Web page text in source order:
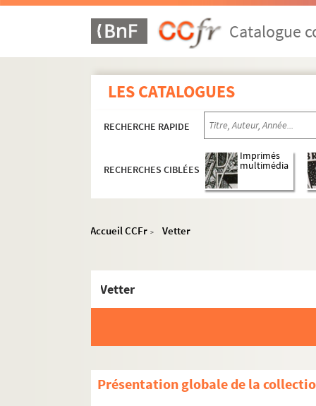
Catalogue
LES CATALOGUES
RECHERCHE RAPIDE
RECHERCHES CIBLÉES
Imprimés
multimédia
Accueil CCFr > Vetter
Vetter
Présentation globale de la
Ehrenfried Stoeber
H
K.a